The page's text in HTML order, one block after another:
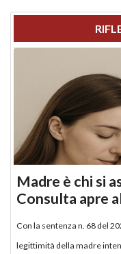
Madre è chi si
Consulta apre
Con la sentenza n. 68 del
legittimità della madre